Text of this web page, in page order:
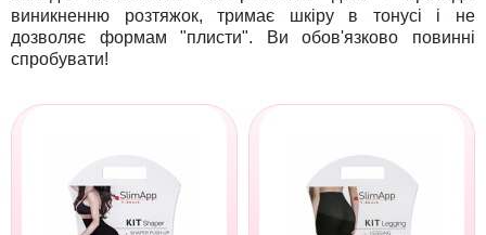
виникненню розтяжок, тримає шкіру в тонусі і не
дозволяє формам "плисти". Ви обов'язково повинні
спробувати!